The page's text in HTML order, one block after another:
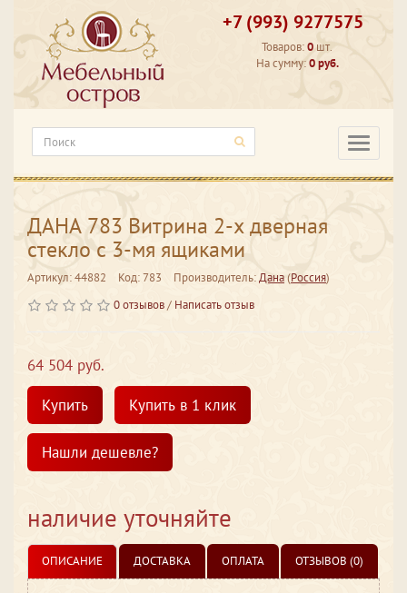
+7 (993) 9277575
Товаров:0 шт.
На сумму:0 руб.
ДАНА 783 Витрина 2-х дверная
стекло с 3-мя ящиками
Артикул: 44882 Код: 783 Производитель:Дана(Россия)
0 отзывов/ Написать отзыв
64 504 руб.
Купить
Купить в 1 клик
Нашли дешевле?
наличие уточняйте
ОПИСАНИЕ ДОСТАВКА ОПЛАТА ОТЗЫВОВ (0)